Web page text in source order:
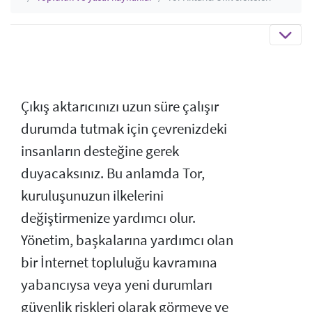
Çıkış aktarıcınızı uzun süre çalışır
durumda tutmak için çevrenizdeki
insanların desteğine gerek
duyacaksınız. Bu anlamda Tor,
kuruluşunuzun ilkelerini
değiştirmenize yardımcı olur.
Yönetim, başkalarına yardımcı olan
bir İnternet topluluğu kavramına
yabancıysa veya yeni durumları
güvenlik riskleri olarak görmeye ve